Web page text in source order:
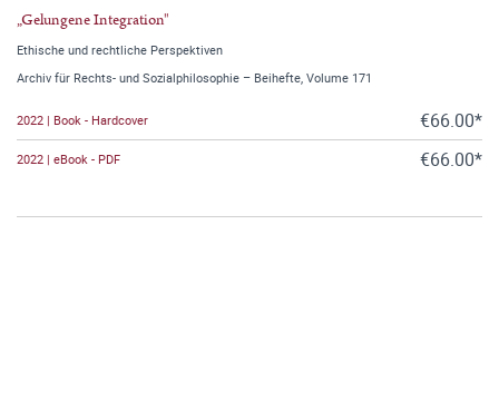
„Gelungene Integration"
Ethische und rechtliche Perspektiven
Archiv für Rechts- und Sozialphilosophie – Beihefte, Volume 171
2022 | Book - Hardcover €66.00*
2022 | eBook - PDF €66.00*